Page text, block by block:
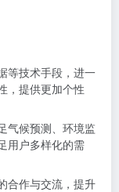
等技术手段，进一
，提供更加个性
气候预测、环境监
用户多样化的需
合作与交流，提升